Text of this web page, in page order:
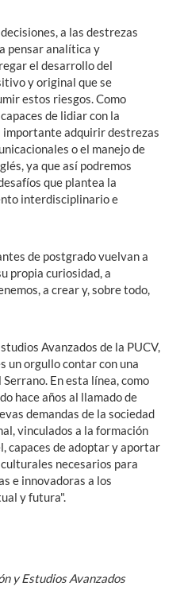
a las destrezas
pensar analítica y
el desarrollo del
y original que se
estos riesgos. Como
de lidiar con la
importante adquirir destrezas
o el manejo de
ya que así podremos
que plantea la
interdisciplinario e
de postgrado vuelvan a
propia curiosidad, a
a crear y, sobre todo,
Avanzados de la PUCV,
un orgullo contar con una
En esta línea, como
hace años al llamado de
demandas de la sociedad
vinculados a la formación
capaces de adoptar y aportar
necesarios para
e innovadoras a los
y futura".
y Estudios Avanzados